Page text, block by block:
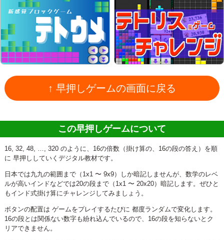
↑ 早押しゲームの画面に戻る
この早押しゲームについて
16, 32, 48, …, 320 のように、16の倍数（掛け算の、16の段の答え）を順
に 早押ししていくデジタル教材です。
日本では九九の範囲まで（1x1 〜 9x9）しか暗記しませんが、数学のレベ
ルが高いインドなどでは20の段まで（1x1 〜 20x20）暗記します。ぜひと
もインド式掛け算にチャレンジしてみましょう。
ボタンの配置は ゲームをプレイするたびに 都度ランダムで変化します。
16の段とは関係ない数字も紛れ込んでいるので、16の段を知らないとク
リアできません。